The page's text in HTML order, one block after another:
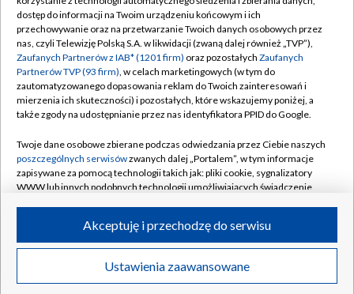
TVP
Abonament TVP
Emisja w TVP
Centrum informacji TVP
Naziemna Telewizja Cyfrowa
Rada Programowa
System NOS
Informacje o nadawcy
Program dla prasy
Ogłoszenie przetargowe
Regulamin TVP
Polityka prywatności
Moje zgody
Pomoc
Kontakt
Kanały
©2026 Telewizja Polska S.A. w likwidacji
dostęp do informacji na Twoim urządzeniu końcowym i ich
przechowywanie oraz na przetwarzanie Twoich danych osobowych przez
nas, czyli Telewizję Polską S.A. w likwidacji (zwaną dalej również „TVP”),
Zaufanych Partnerów z IAB* (1201 firm) oraz pozostałych Zaufanych
Partnerów TVP (93 firm), w celach marketingowych (w tym do
zautomatyzowanego dopasowania reklam do Twoich zainteresowań i
mierzenia ich skuteczności) i pozostałych, które wskazujemy poniżej, a
także zgody na udostępnianie przez nas identyfikatora PPID do Google.
Twoje dane osobowe zbierane podczas odwiedzania przez Ciebie naszych
poszczególnych serwisówzwanych dalej „Portalem”, w tym informacje
zapisywane za pomocą technologii takich jak: pliki cookie, sygnalizatory
WWW lub innych podobnych technologii umożliwiających świadczenie
ruchu w Internecie.
Twoje dane osobowe zbierane podczas odwiedzania przez Ciebie
poszczególnych serwisówna Portalu, takie jak adresy IP, identyfikatory
Ustawienia zaawansowane
Akceptuję i przechodzę do serwisu